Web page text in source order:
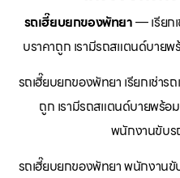
รถเฮี๊ยบยกของพัทยา— เรียก
บราคาถูก เรามีรถสแตนด์บาย
รถเฮี๊ยบยกของพัทยา เรียกเช่าร
ถูก เรามีรถสแตนด์บายพร้อ
พนักงานขับ
รถเฮี๊ยบยกของพัทยา พนักงาน